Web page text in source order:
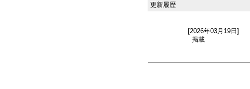
更新履歴
[2026年03月19日]
掲載